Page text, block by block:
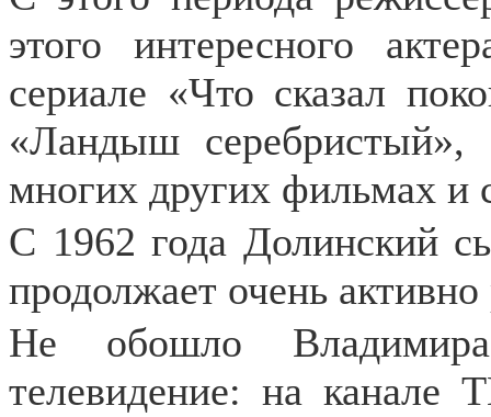
этого интересного
сериале «Что сказал
«Ландыш серебристый»,
многих других фильмах и
С 1962 года Долинский
продолжает очень
Не обошло
телевидение: на